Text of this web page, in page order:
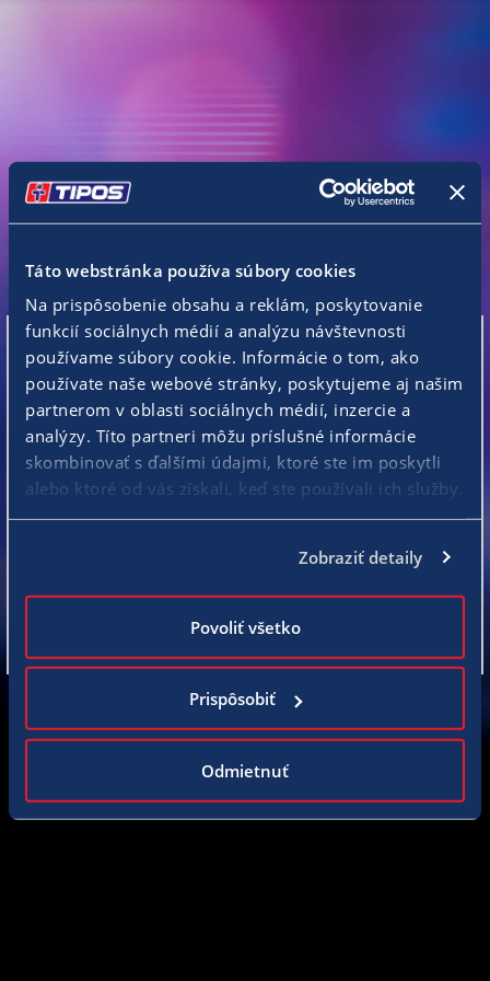
Táto webstránka používa súbory cookies
Na prispôsobenie obsahu a reklám, poskytovanie
funkcií sociálnych médií a analýzu návštevnosti
používame súbory cookie. Informácie o tom, ako
používate naše webové stránky, poskytujeme aj našim
partnerom v oblasti sociálnych médií, inzercie a
analýzy. Títo partneri môžu príslušné informácie
skombinovať s ďalšími údajmi, ktoré ste im poskytli
alebo ktoré od vás získali, keď ste používali ich služby.
Zobraziť detaily
Povoliť všetko
Prispôsobiť
Odmietnuť
Prosím, prihláste sa
POKRAČOVAŤ PRE ZÁBAVU
SPÄŤ